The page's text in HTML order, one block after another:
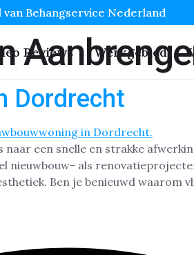
Behangservice Nederland
Reviews Werkgebied
Dordrecht
een snelle en strakke
nieuwbouw- als
Ben je benieuwd waarom